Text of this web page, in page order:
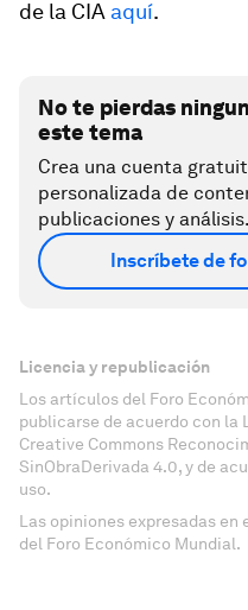
de la CIA aquí.
No te pierdas
este tema
Crea una cuenta
personalizada de
publicaciones y análisis.
Inscríbete de
Licencia y republicación
Los artículos del Foro
publicarse de acuerdo con
Creative Commons
SinObraDerivada 4.0, y de
uso.
Las opiniones expresadas
del Foro Económico Mundial.